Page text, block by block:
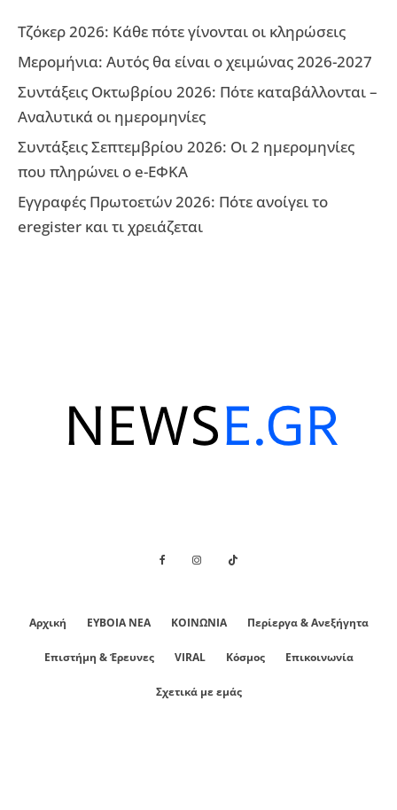
Τζόκερ 2026: Κάθε πότε γίνονται οι κληρώσεις
Μερομήνια: Αυτός θα είναι ο χειμώνας 2026-2027
Συντάξεις Οκτωβρίου 2026: Πότε καταβάλλονται –
Αναλυτικά οι ημερομηνίες
Συντάξεις Σεπτεμβρίου 2026: Οι 2 ημερομηνίες
που πληρώνει ο e-ΕΦΚΑ
Εγγραφές Πρωτοετών 2026: Πότε ανοίγει το
eregister και τι χρειάζεται
Αρχική ΕΥΒΟΙΑ ΝΕΑ ΚΟΙΝΩΝΙΑ Περίεργα & Ανεξήγητα
Επιστήμη & Έρευνες VIRAL Κόσμος Επικοινωνία
Σχετικά με εμάς